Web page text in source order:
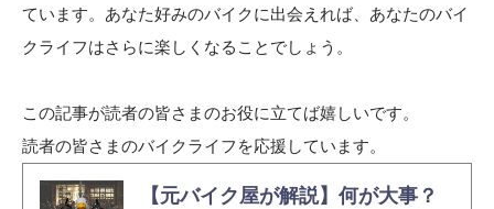
ています。あなた好みのバイクに出会えれば、あなたのバイ
クライフはさらに楽しくなることでしょう。
この記事が読者の皆さまのお役に立てば嬉しいです。
読者の皆さまのバイクライフを応援しています。
【元バイク屋が解説】何が大事？